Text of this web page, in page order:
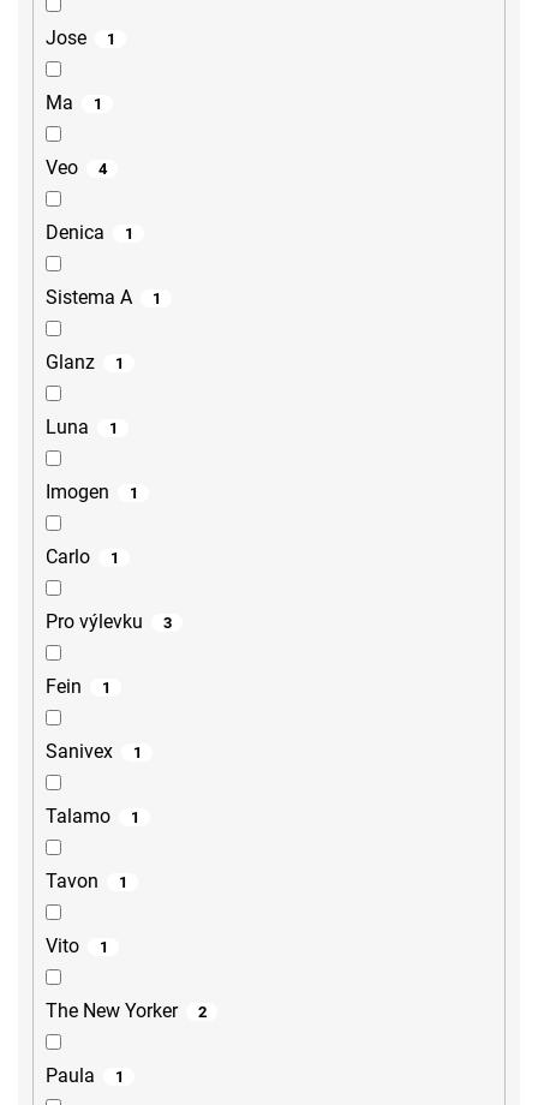
Jose 1
Ma 1
Veo 4
Denica 1
Sistema A 1
Glanz 1
Luna 1
Imogen 1
Carlo 1
Pro výlevku 3
Fein 1
Sanivex 1
Talamo 1
Tavon 1
Vito 1
The New Yorker 2
Paula 1